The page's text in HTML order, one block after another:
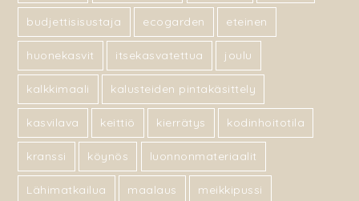
budjettisisustaja ecogarden eteinen
huonekasvit itsekasvatettua joulu
kalkkimaali kalusteiden pintakäsittely
kasvilava keittiö kierrätys kodinhoitotila
kranssi köynös luonnonmateriaalit
Lähimatkailua maalaus meikkipussi